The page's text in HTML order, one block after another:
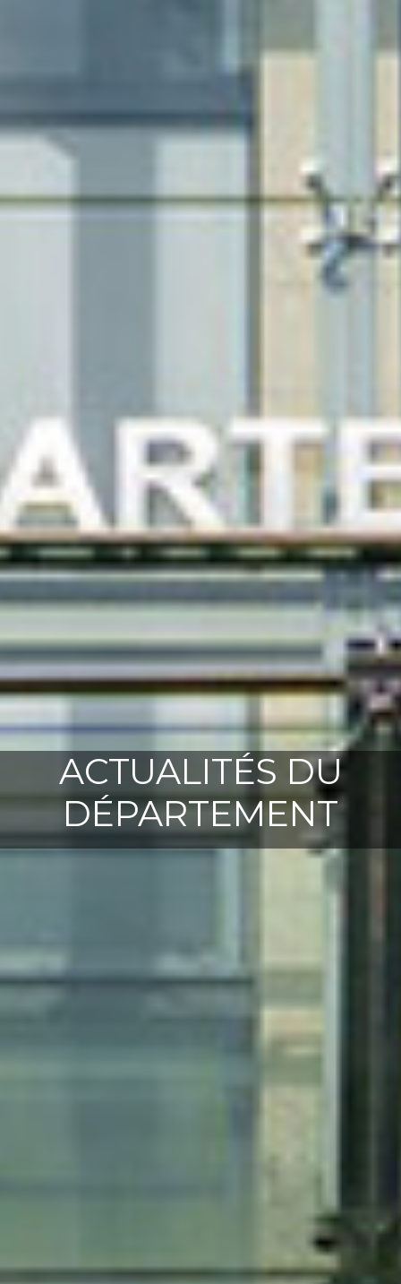
ACTUALITÉS DU
DÉPARTEMENT